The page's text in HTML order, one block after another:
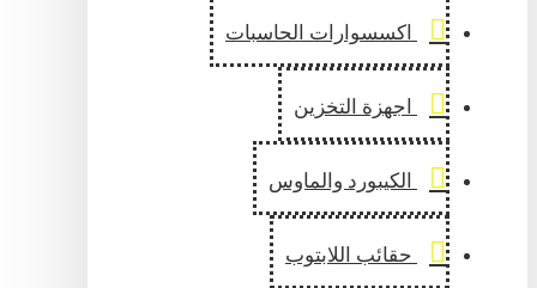
اكسسوارات الحاسبات
اجهزة التخزين
الكيبورد والماوس
حقائب اللابتوب